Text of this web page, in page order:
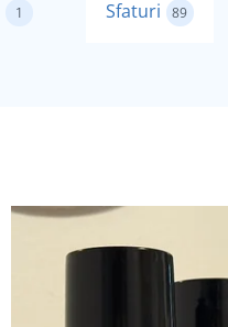
1 Sfaturi 89